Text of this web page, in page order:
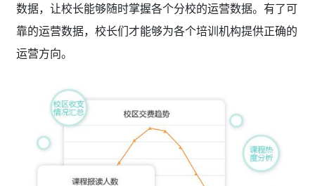
数据，让校长能够随时掌握各个分校的运营数据。有了可
靠的运营数据，校长们才能够为各个培训机构提供正确的
运营方向。